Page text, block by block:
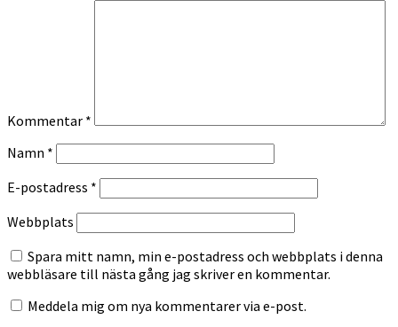
Kommentar *
Namn *
E-postadress *
Webbplats
Spara mitt namn, min e-postadress och webbplats i denna
webbläsare till nästa gång jag skriver en kommentar.
Meddela mig om nya kommentarer via e-post.